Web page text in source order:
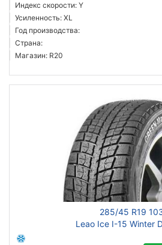
Индекс скорости: Y
Усиленность: XL
Год производства:
Страна:
Магазин: R20
285/45 R19
Leao Ice I-15 Winter